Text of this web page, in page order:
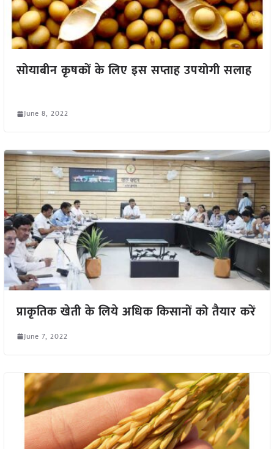
सोयाबीन कृषकों के लिए इस सप्ताह उपयोगी सलाह
June 8, 2022
प्राकृतिक खेती के लिये अधिक किसानों को तैयार करें
June 7, 2022